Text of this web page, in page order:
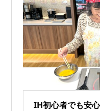
IH初心者でも安